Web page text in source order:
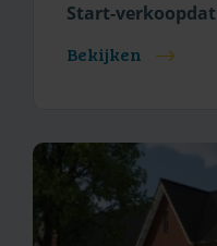
Start-
Bekijken